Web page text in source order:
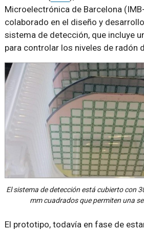
Microelectrónica de Barcelona
colaborado en el diseño y
sistema de detección, que incluye
para controlar los niveles de radón
El sistema de detección está cubierto con
mm cuadrados que permiten una
El prototipo, todavía en fase de